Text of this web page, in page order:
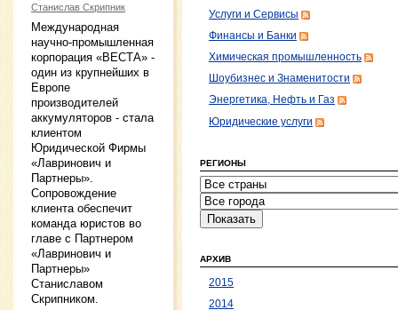
Станислав Скрипник
Международная
научно-промышленная
корпорация «ВЕСТА» -
один из крупнейших в
Европе
производителей
аккумуляторов - стала
клиентом
Юридической Фирмы
«Лавринович и
Партнеры».
Сопровождение
клиента обеспечит
команда юристов во
главе с Партнером
«Лавринович и
Партнеры»
Станиславом
Скрипником.
Услуги и Сервисы
Финансы и Банки
Химическая промышленность
Шоубизнес и Знаменитости
Энергетика, Нефть и Газ
Юридические услуги
РЕГИОНЫ
АРХИВ
2015
2014